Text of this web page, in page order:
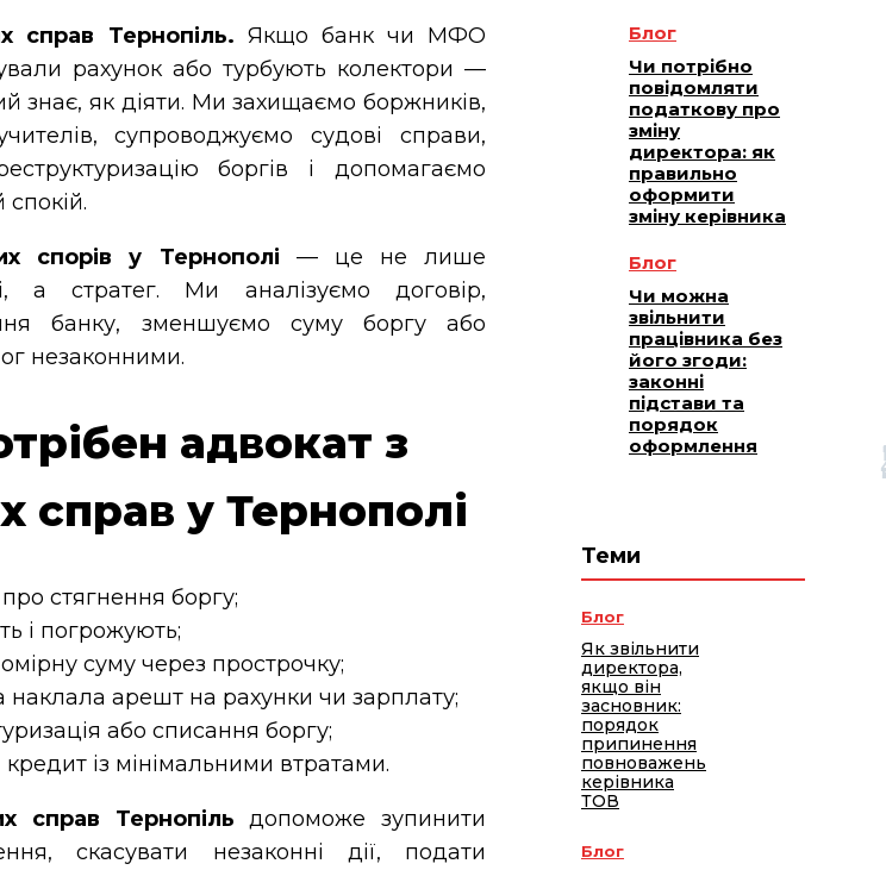
справ Тернопіль. Якщо банк чи МФО
рахунок або турбують колектори —
знає, як діяти. Ми захищаємо боржників,
супроводжуємо судові справи,
боргів і допомагаємо
спорів у Тернополі — це не лише
а стратег. Ми аналізуємо договір,
банку, зменшуємо суму боргу або
незаконними.
адвокат з
справ у Тернополі
стягнення боргу;
і погрожують;
суму через прострочку;
арешт на рахунки чи зарплату;
або списання боргу;
із мінімальними втратами.
справ Тернопіль допоможе зупинити
скасувати незаконні дії, подати
Блог
Чи потрібно
повідомляти
податкову про
зміну
директора: як
правильно
оформити
зміну керівника
Блог
Чи можна
звільнити
працівника без
його згоди:
законні
підстави та
порядок
оформлення
Теми
Блог
Як звільнити
директора,
якщо він
засновник:
порядок
припинення
повноважень
керівника
ТОВ
Блог